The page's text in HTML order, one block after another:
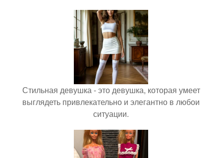
Стильная девушка - это девушка, которая умеет
выглядеть привлекательно и элегантно в любои
ситуации.